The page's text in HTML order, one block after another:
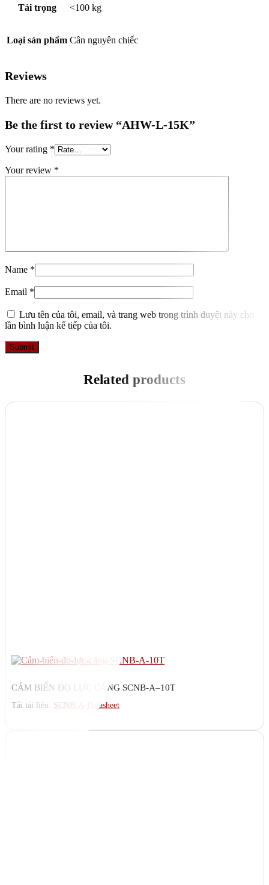
Tải trọng <100 kg
Loại sản phẩm Cân nguyên chiếc
Reviews
There are no reviews yet.
Be the first to review “AHW-L-15K”
Your rating *
Your review *
Name *
Email *
Lưu tên của tôi, email, và trang web trong trình duyệt này cho
lần bình luận kế tiếp của tôi.
Related products
CẢM BIẾN ĐO LỰC CĂNG SCNB-A–10T
Tải tài liệu: SCNB-A-Datasheet